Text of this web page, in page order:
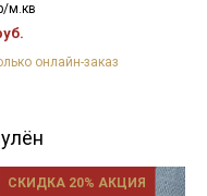
м.кв
онлайн-заказ
СКИДКА 20% АКЦИЯ